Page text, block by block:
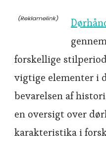
forskellige
vigtige elementer i
bevarelsen af
en oversigt over
karakteristika i